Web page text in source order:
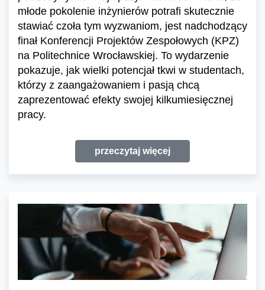
młode pokolenie inżynierów potrafi skutecznie
stawiać czoła tym wyzwaniom, jest nadchodzący
finał Konferencji Projektów Zespołowych (KPZ)
na Politechnice Wrocławskiej. To wydarzenie
pokazuje, jak wielki potencjał tkwi w studentach,
którzy z zaangażowaniem i pasją chcą
zaprezentować efekty swojej kilkumiesięcznej
pracy.
przeczytaj więcej